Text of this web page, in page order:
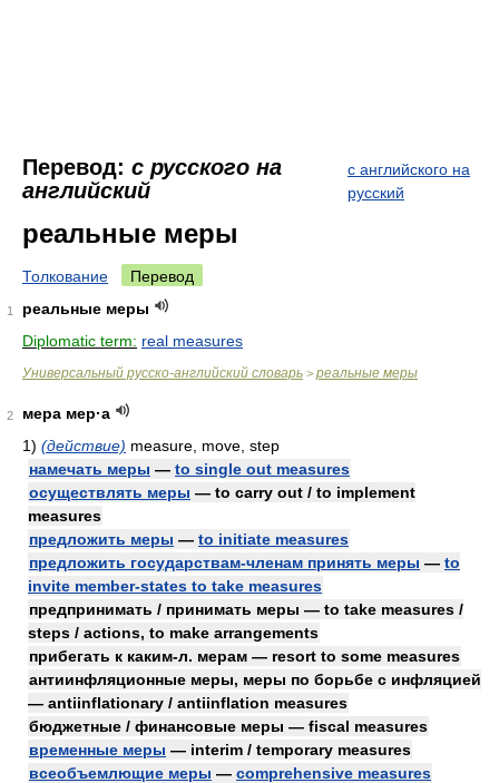
Перевод: с русского на
английский
с английского на
русский
реальные меры
Толкование Перевод
1
реальные меры
Diplomatic term: real measures
Универсальный русско-английский словарь > реальные меры
2
мера мер·а
1) (действие) measure, move, step
намечать меры — to single out measures
осуществлять меры — to carry out / to implement
measures
предложить меры — to initiate measures
предложить государствам-членам принять меры — to
invite member-states to take measures
предпринимать / принимать меры — to take measures /
steps / actions, to make arrangements
прибегать к каким-л. мерам — resort to some measures
антиинфляционные меры, меры по борьбе с инфляцией
— antiinflationary / antiinflation measures
бюджетные / финансовые меры — fiscal measures
временные меры — interim / temporary measures
всеобъемлющие меры — comprehensive measures